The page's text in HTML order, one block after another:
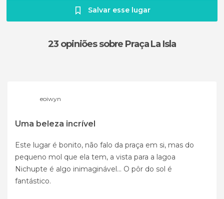
Salvar esse lugar
23 opiniõessobre Praça La Isla
eoiwyn
Uma beleza incrível
Este lugar é bonito, não falo da praça em si, mas do
pequeno mol que ela tem, a vista para a lagoa
Nichupte é algo inimaginável... O pôr do sol é
fantástico.